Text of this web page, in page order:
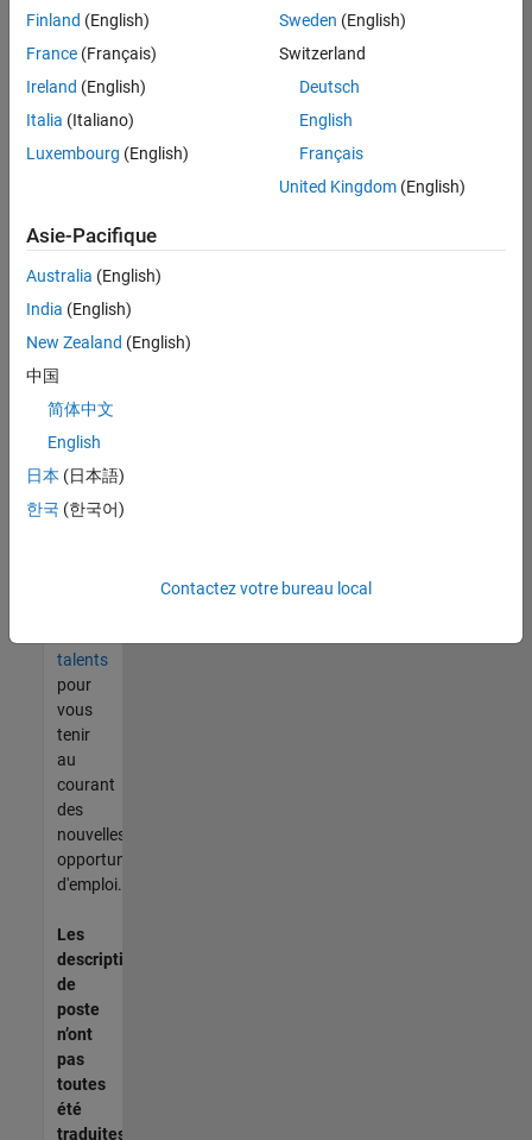
pouvez
élargir
votre
recherche
ou
afficher
l’ensemble
d'emploi.
malgré
tout
vous
trouvez
pas
d'offre
corresponde
à vos
talents
pour
vous
tenir
au
courant
des
nouvelles
opportunités
d'emploi.
Les
descriptions
de
poste
n’ont
pas
toutes
été
traduites.
Finland (English)
France (Français)
Ireland (English)
Italia (Italiano)
Luxembourg (English)
Sweden (English)
Switzerland
Deutsch
English
Français
United Kingdom(English)
Asie-Pacifique
Australia (English)
India (English)
New Zealand (English)
中国
简体中文
English
日本 (日本語)
한국 (한국어)
Contactez votre bureau local